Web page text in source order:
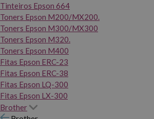
Tinteiros Epson 664
Toners Epson M200/MX200.
Toners Epson M300/MX300
Toners Epson M320.
Toners Epson M400
Fitas Epson ERC-23
Fitas Epson ERC-38
Fitas Epson LQ-300
Fitas Epson LX-300
Brother